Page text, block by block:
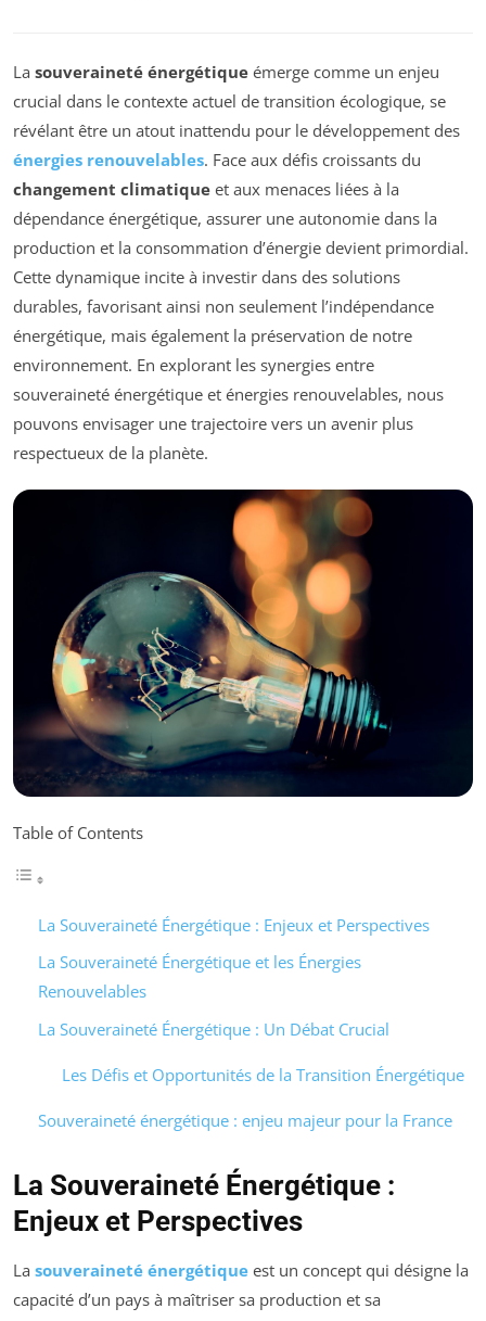
La souveraineté énergétique émerge comme un enjeu
crucial dans le contexte actuel de transition écologique, se
révélant être un atout inattendu pour le développement des
énergies renouvelables. Face aux défis croissants du
changement climatique et aux menaces liées à la
dépendance énergétique, assurer une autonomie dans la
production et la consommation d’énergie devient primordial.
Cette dynamique incite à investir dans des solutions
durables, favorisant ainsi non seulement l’indépendance
énergétique, mais également la préservation de notre
environnement. En explorant les synergies entre
souveraineté énergétique et énergies renouvelables, nous
pouvons envisager une trajectoire vers un avenir plus
respectueux de la planète.
Table of Contents
La Souveraineté Énergétique : Enjeux et Perspectives
La Souveraineté Énergétique et les Énergies
Renouvelables
La Souveraineté Énergétique : Un Débat Crucial
Les Défis et Opportunités de la Transition Énergétique
Souveraineté énergétique : enjeu majeur pour la France
La Souveraineté Énergétique :
Enjeux et Perspectives
La souveraineté énergétique est un concept qui désigne la
capacité d’un pays à maîtriser sa production et sa